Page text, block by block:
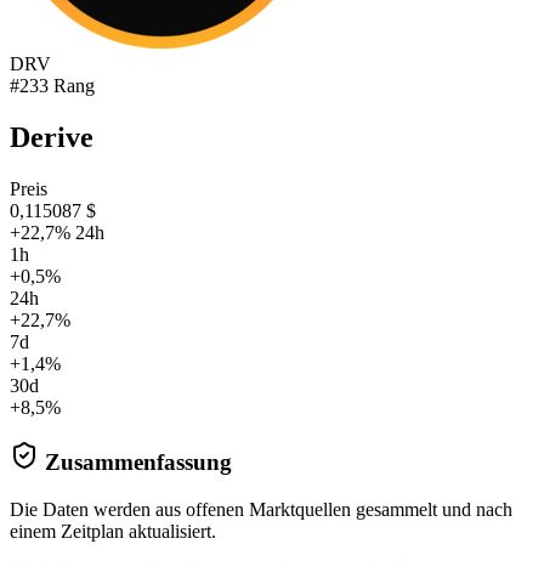
DRV
#233 Rang
Derive
Preis
0,115087 $
+22,7% 24h
1h
+0,5%
24h
+22,7%
7d
+1,4%
30d
+8,5%
Zusammenfassung
Die Daten werden aus offenen Marktquellen gesammelt und nach
einem Zeitplan aktualisiert.